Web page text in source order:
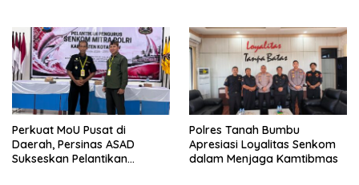
Perkuat MoU Pusat di
Daerah, Persinas ASAD
Sukseskan Pelantikan
Polres Tanah Bumbu
Apresiasi Loyalitas Senkom
dalam Menjaga Kamtibmas